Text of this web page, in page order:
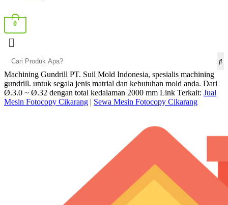
0
Machining Gundrill PT. Suil Mold Indonesia, spesialis machining
gundrill. untuk segala jenis matrial dan kebutuhan mold anda. Dari
Ø.3.0 ~ Ø.32 dengan total kedalaman 2000 mm Link Terkait: Jual
Mesin Fotocopy Cikarang | Sewa Mesin Fotocopy Cikarang